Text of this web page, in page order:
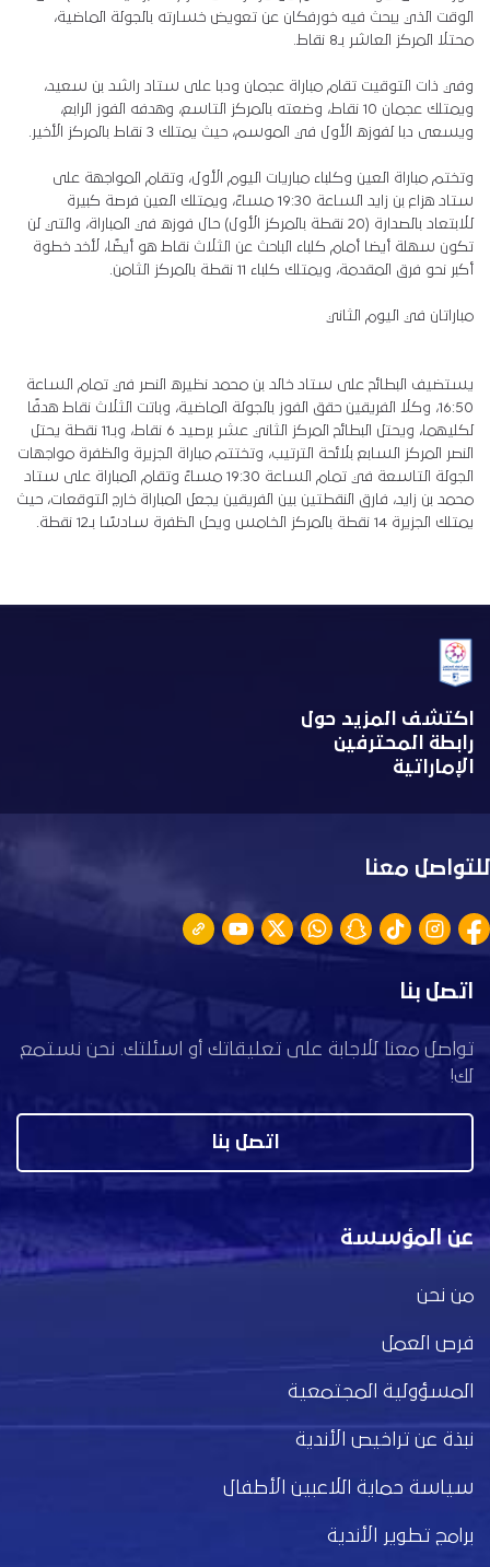
الوقت الذي يبحث فيه خورفكان عن تعويض خسارته بالجولة الماضية،
محتلا المركز العاشر بـ8 نقاط.
وفي ذات التوقيت تقام مباراة عجمان ودبا على ستاد راشد بن سعيد،
ويمتلك عجمان 10 نقاط، وضعته بالمركز التاسع، وهدفه الفوز الرابع،
ويسعى دبا لفوزه الأول في الموسم، حيث يمتلك 3 نقاط بالمركز الأخير.
وتختم مباراة العين وكلباء مباريات اليوم الأول، وتقام المواجهة على
ستاد هزاع بن زايد الساعة 19:30 مساءً، ويمتلك العين فرصة كبيرة
للابتعاد بالصدارة (20 نقطة بالمركز الأول) حال فوزه في المباراة، والتي لن
تكون سهلة أيضا أمام كلباء الباحث عن الثلاث نقاط هو أيضًا، لأخد خطوة
أكبر نحو فرق المقدمة، ويمتلك كلباء 11 نقطة بالمركز الثامن.
مباراتان في اليوم الثاني
يستضيف البطائح على ستاد خالد بن محمد نظيره النصر في تمام الساعة
16:50، وكلا الفريقين حقق الفوز بالجولة الماضية، وباتت الثلاث نقاط هدفًا
لكليهما، ويحتل البطائح المركز الثاني عشر برصيد 6 نقاط، وبـ11 نقطة يحتل
النصر المركز السابع بلائحة الترتيب، وتختتم مباراة الجزيرة والظفرة مواجهات
الجولة التاسعة في تمام الساعة 19:30 مساءً وتقام المباراة على ستاد
محمد بن زايد، فارق النقطتين بين الفريقين يجعل المباراة خارج التوقعات، حيث
يمتلك الجزيرة 14 نقطة بالمركز الخامس ويحل الظفرة سادسًا بـ12 نقطة.
اكتشف المزيد حول
رابطة المحترفين
الإماراتية
للتواصل معنا
اتصل بنا
تواصل معنا للاجابة على تعليقاتك أو اسئلتك. نحن نستمع
لك!
اتصل بنا
عن المؤسسة
من نحن
فرص العمل
المسؤولية المجتمعية
نبذة عن تراخيص الأندية
سياسة حماية اللاعبين الأطفال
برامج تطوير الأندية